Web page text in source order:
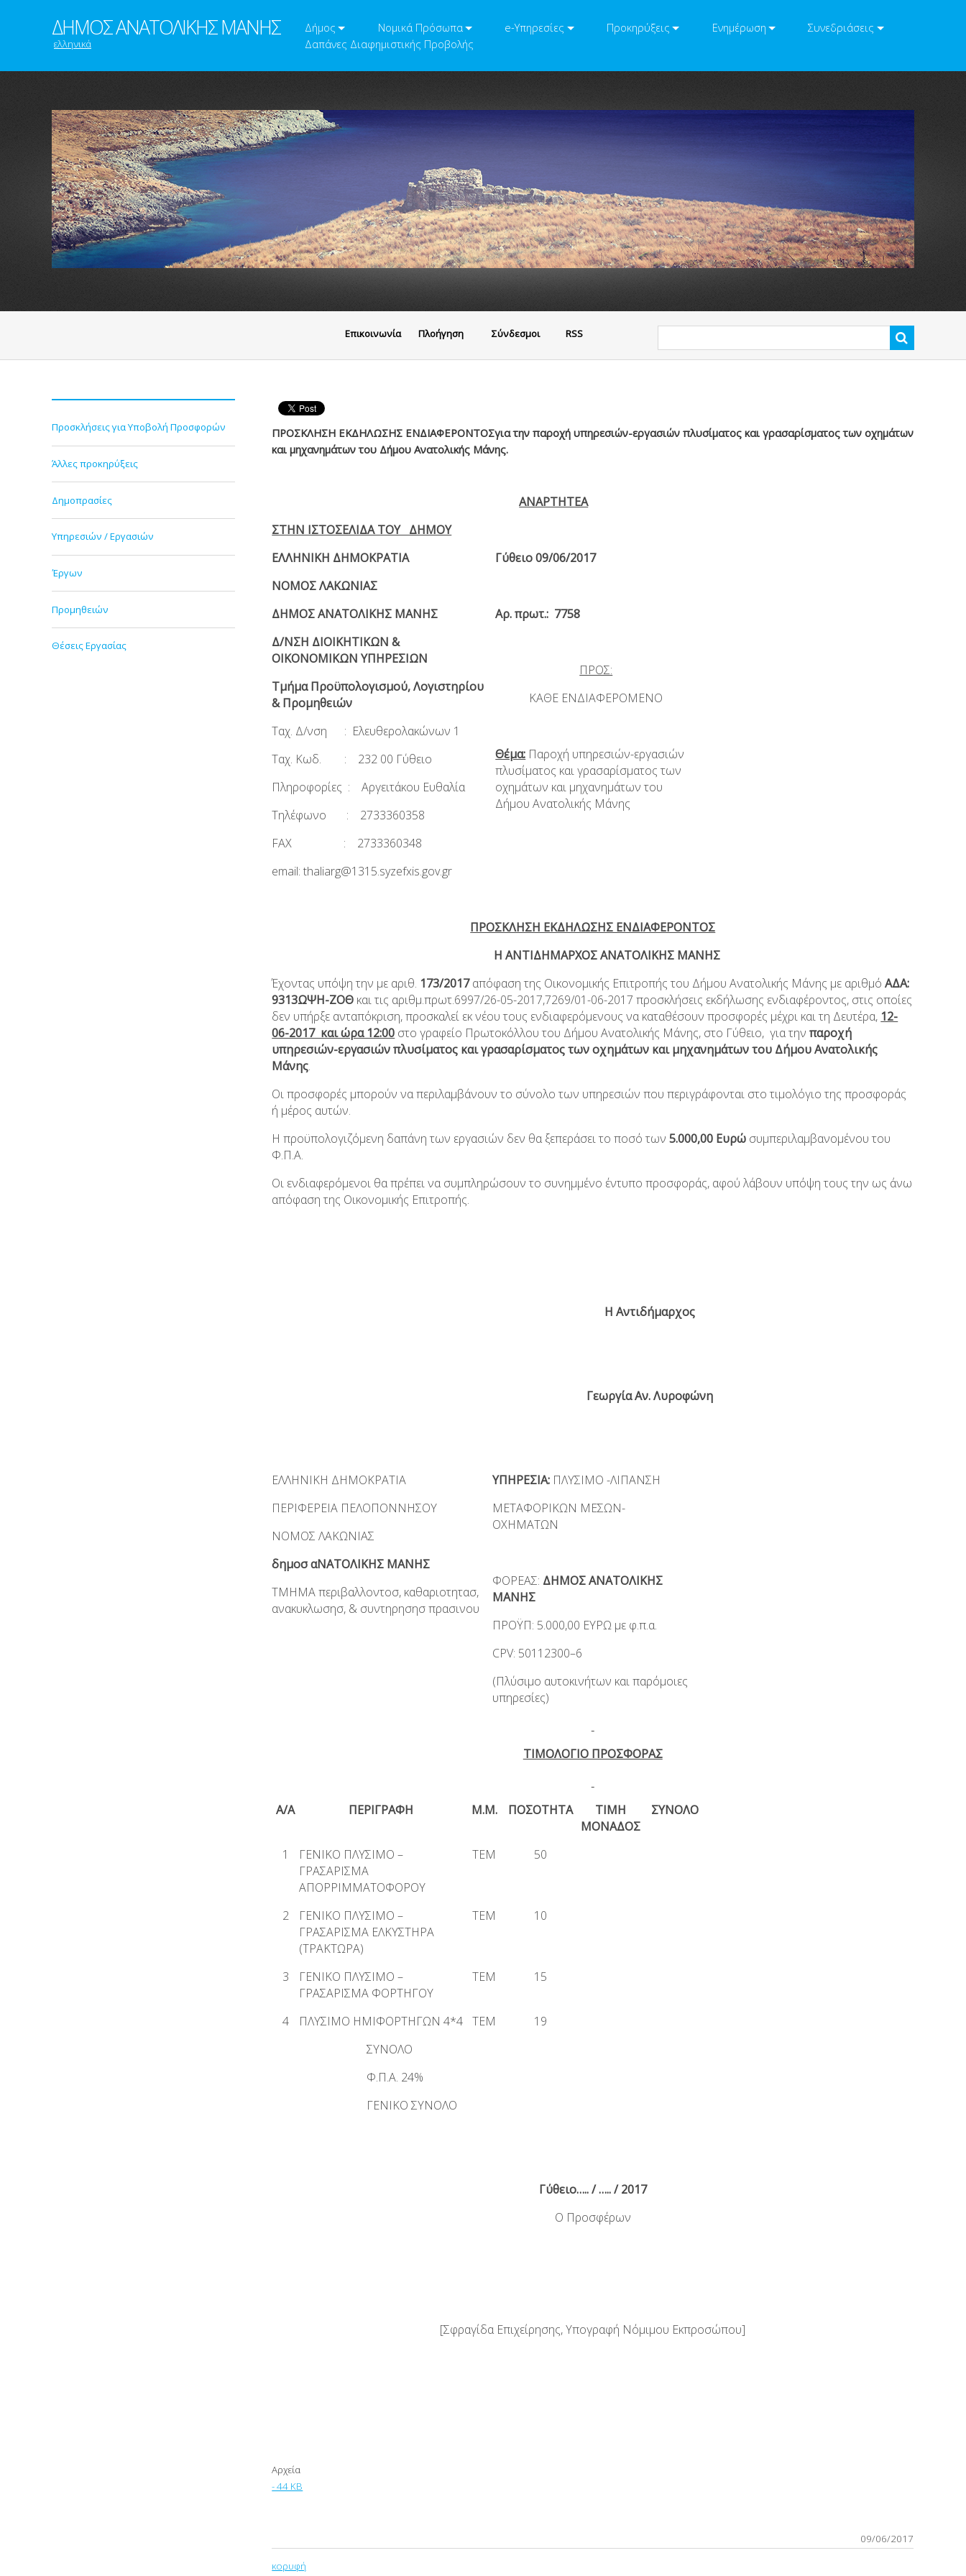
ΔΗΜΟΣ ΑΝΑΤΟΛΙΚΗΣ ΜΑΝΗΣ
ελληνικά
Δήμος Νομικά Πρόσωπα e-Υπηρεσίες Προκηρύξεις Ενημέρωση
Συνεδριάσεις
Δαπάνες Διαφημιστικής Προβολής
Eπικοινωνία Πλοήγηση Σύνδεσμοι RSS
Προσκλήσεις για Υποβολή Προσφορών
Άλλες προκηρύξεις
Δημοπρασίες
Υπηρεσιών / Εργασιών
Έργων
Προμηθειών
Θέσεις Εργασίας
ΠΡΟΣΚΛΗΣΗ ΕΚΔΗΛΩΣΗΣ ΕΝΔΙΑΦΕΡΟΝΤΟΣγια την παροχή υπηρεσιών-εργασιών πλυσίματος και γρασαρίσματος των οχημάτων
και μηχανημάτων του Δήμου Ανατολικής Μάνης.
ΑΝΑΡΤΗΤΕΑ
ΣΤΗΝ ΙΣΤΟΣΕΛΙΔΑ ΤΟΥ ΔΗΜΟΥ
ΕΛΛΗΝΙΚΗ ΔΗΜΟΚΡΑΤΙΑ
ΝΟΜΟΣ ΛΑΚΩΝΙΑΣ
ΔΗΜΟΣ ΑΝΑΤΟΛΙΚΗΣ ΜΑΝΗΣ
Δ/ΝΣΗ ΔΙΟΙΚΗΤΙΚΩΝ &
ΟΙΚΟΝΟΜΙΚΩΝ ΥΠΗΡΕΣΙΩN
Τμήμα Προϋπολογισμού, Λογιστηρίου
& Προμηθειών
Ταχ. Δ/νση : Ελευθερολακώνων 1
Ταχ. Κωδ. : 232 00 Γύθειο
Πληροφορίες : Αργειτάκου Ευθαλία
Τηλέφωνο : 2733360358
FAX : 2733360348
email: thaliarg@1315.syzefxis.gov.gr
Γύθειο 09/06/2017
Αρ. πρωτ.: 7758
ΠΡΟΣ:
ΚΑΘΕ ΕΝΔΙΑΦΕΡΟΜΕΝΟ
Θέμα: Παροχή υπηρεσιών-εργασιών
πλυσίματος και γρασαρίσματος των
οχημάτων και μηχανημάτων του
Δήμου Ανατολικής Μάνης
ΠΡΟΣΚΛΗΣΗ ΕΚΔΗΛΩΣΗΣ ΕΝΔΙΑΦΕΡΟΝΤΟΣ
Η ΑΝΤΙΔΗΜΑΡΧΟΣ ΑΝΑΤΟΛΙΚΗΣ ΜΑΝΗΣ
Έχοντας υπόψη την με αριθ. 173/2017απόφαση της Οικονομικής Επιτροπής του Δήμου Ανατολικής Μάνης με αριθμόΑΔΑ:
9313ΩΨΗ-ΖΟΘ και τις αριθμ.πρωτ.6997/26-05-2017,7269/01-06-2017 προσκλήσεις εκδήλωσης ενδιαφέροντος, στις οποίες
δεν υπήρξε ανταπόκριση, προσκαλεί εκ νέου τους ενδιαφερόμενους να καταθέσουν προσφορές μέχρι και τη Δευτέρα, 12-
06-2017 και ώρα 12:00 στο γραφείο Πρωτοκόλλου του Δήμου Ανατολικής Μάνης, στο Γύθειο, για τηνπαροχή
υπηρεσιών-εργασιών πλυσίματος και γρασαρίσματος των οχημάτων και μηχανημάτων του Δήμου Ανατολικής
Μάνης.
Οι προσφορές μπορούν να περιλαμβάνουν το σύνολο των υπηρεσιών που περιγράφονται στο τιμολόγιο της προσφοράς
ή μέρος αυτών.
Η προϋπολογιζόμενη δαπάνη των εργασιών δεν θα ξεπεράσει το ποσό των5.000,00 Ευρώ συμπεριλαμβανομένου του
Φ.Π.Α.
Οι ενδιαφερόμενοι θα πρέπει να συμπληρώσουν το συνημμένο έντυπο προσφοράς, αφού λάβουν υπόψη τους την ως άνω
απόφαση της Οικονομικής Επιτροπής.
Η Αντιδήμαρχος
Γεωργία Αν. Λυροφώνη
ΕΛΛΗΝΙΚΗ ΔΗΜΟΚΡΑΤΙΑ
ΠΕΡΙΦΕΡΕΙΑ ΠΕΛΟΠΟΝΝΗΣΟΥ
ΝΟΜΟΣ ΛΑΚΩΝΙΑΣ
δημοσ αΝΑΤΟΛΙΚΗΣ ΜΑΝΗΣ
ΤΜΗΜΑ περιβαλλοντοσ, καθαριοτητασ,
ανακυκλωσησ, & συντηρησησ πρασινου
ΥΠΗΡΕΣΙΑ: ΠΛΥΣΙΜΟ -ΛΙΠΑΝΣΗ
ΜΕΤΑΦΟΡΙΚΩΝ ΜΕΣΩΝ-
ΟΧΗΜΑΤΩΝ
ΦΟΡΕΑΣ: ΔΗΜΟΣ ΑΝΑΤΟΛΙΚΗΣ
ΜΑΝΗΣ
ΠΡΟΫΠ: 5.000,00 ΕΥΡΩ με φ.π.α.
CPV: 50112300–6
(Πλύσιμο αυτοκινήτων και παρόμοιες
υπηρεσίες)
ΤΙΜΟΛΟΓΙΟ ΠΡΟΣΦΟΡΑΣ
Α/Α ΠΕΡΙΓΡΑΦΗ Μ.Μ. ΠΟΣΟΤΗΤΑ
ΤΙΜΗ
ΜΟΝΑΔΟΣ
ΣΥΝΟΛΟ
1
ΓΕΝΙΚΟ ΠΛΥΣΙΜΟ –
ΓΡΑΣΑΡΙΣΜΑ
ΑΠΟΡΡΙΜΜΑΤΟΦΟΡΟΥ
ΤΕΜ 50
2
ΓΕΝΙΚΟ ΠΛΥΣΙΜΟ –
ΓΡΑΣΑΡΙΣΜΑ ΕΛΚΥΣΤΗΡΑ
(ΤΡΑΚΤΩΡΑ)
ΤΕΜ 10
3
ΓΕΝΙΚΟ ΠΛΥΣΙΜΟ –
ΓΡΑΣΑΡΙΣΜΑ ΦΟΡΤΗΓΟΥ
ΤΕΜ 15
4 ΠΛΥΣΙΜΟ ΗΜΙΦΟΡΤΗΓΩΝ 4*4 ΤΕΜ
19
ΣΥΝΟΛΟ
Φ.Π.Α. 24%
ΓΕΝΙΚΟ ΣΥΝΟΛΟ
Γύθειο….. / ….. / 2017
Ο Προσφέρων
[Σφραγίδα Επιχείρησης, Υπογραφή Νόμιμου Εκπροσώπου]
Αρχεία
- 44 KB
09/06/2017
κορυφή